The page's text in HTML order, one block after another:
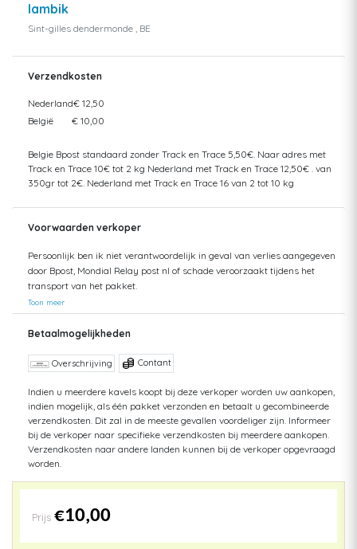
lambik
Sint-gilles dendermonde , BE
Verzendkosten
Nederland€ 12,50
België
€ 10,00
Belgie Bpost standaard zonder Track en Trace 5,50€. Naar adres met
Track en Trace 10€ tot 2 kg Nederland met Track en Trace 12,50€ . van
350gr tot 2€. Nederland met Track en Trace 16 van 2 tot 10 kg
Voorwaarden verkoper
Persoonlijk ben ik niet verantwoordelijk in geval van verlies aangegeven
door Bpost, Mondial Relay post nl of schade veroorzaakt tijdens het
transport van het pakket.
Toon meer
Betaalmogelijkheden
Overschrijving Contant
Indien u meerdere kavels koopt bij deze verkoper worden uw aankopen,
indien mogelijk, als één pakket verzonden en betaalt u gecombineerde
verzendkosten. Dit zal in de meeste gevallen voordeliger zijn. Informeer
bij de verkoper naar specifieke verzendkosten bij meerdere aankopen.
Verzendkosten naar andere landen kunnen bij de verkoper opgevraagd
worden.
Prijs €10,00